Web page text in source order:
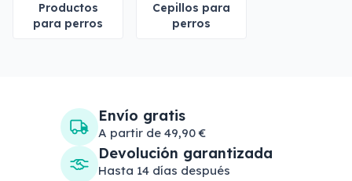
Productos
para perros
Cepillos para
perros
Envío gratis
A partir de 49,90 €
Devolución garantizada
Hasta 14 días después